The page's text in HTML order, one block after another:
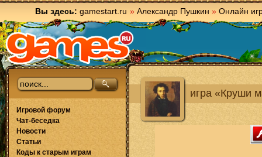
Вы здесь: gamestart.ru » Александр Пушкин » Онлайн
игра «Круши
Игровой форум
Чат-беседка
Новости
Статьи
Коды к старым играм